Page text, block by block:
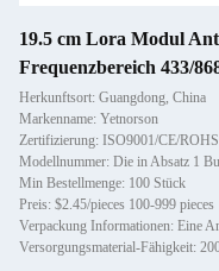
19.5 cm Lora Modul
Frequenzbereich 433/
Herkunftsort: Guangdong, China
Markenname: Yetnorson
Zertifizierung: ISO9001/CE/ROHS
Min Bestellmenge: 100 Stück
Preis: $2.45/pieces 100-999 pieces
Versorgungsmaterial-Fähigkeit: